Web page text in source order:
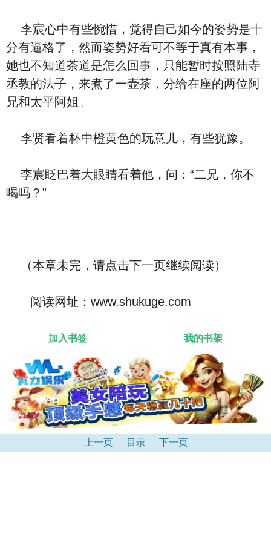
李宸心中有些惋惜，觉得自己如今的姿势是十
分有逼格了，然而姿势好看可不等于真有本事，
她也不知道茶道是怎么回事，只能暂时按照陆寺
丞教的法子，来煮了一壶茶，分给在座的两位阿
兄和太平阿姐。
李贤看着杯中橙黄色的玩意儿，有些犹豫。
李宸眨巴着大眼睛看着他，问：“二兄，你不
喝吗？”
（本章未完，请点击下一页继续阅读）
阅读网址：www.shukuge.com
加入书签 我的书架
上一页 目录 下一页